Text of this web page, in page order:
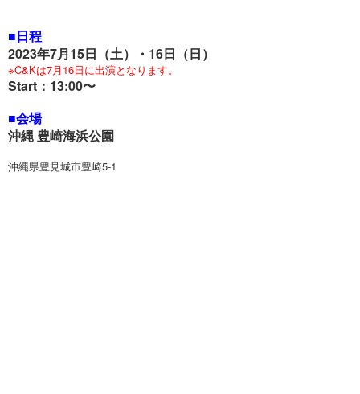
■日程
2023年7月15日（土）・16日（日）
※C&Kは7月16日に出演となります。
Start：13:00〜
■会場
沖縄 豊崎海浜公園
沖縄県豊見城市豊崎5-1